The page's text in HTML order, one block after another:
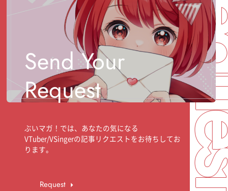
Send Your
Request
ぶいマガ！では、あなたの気になる
VTuber/VSingerの記事リクエストをお待ちしてお
ります。
Request